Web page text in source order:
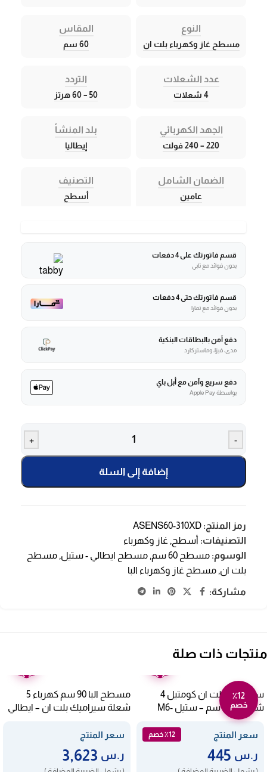
النوع
مسطح غاز وكهرباء بلت ان
المقاس
60 سم
عدد الشعلات
4 شعلات
التردد
50 – 60 هرتز
الجهد الكهربائي
220 – 240 فولت
بلد المنشأ
إيطاليا
الضمان الشامل
عامين
التصنيف
أسطح
قسم فاتورتك على 4 دفعات
بدون فوائد مع تابي
قسم فاتورتك حتى 4 دفعات
بدون فوائد مع تمارا
دفع آمن بالبطاقات البنكية
مدى، فيزا، وماستركارد
دفع سريع وآمن مع أبل باي
بواسطة Apple Pay
-
+
إضافة إلى السلة
رمز المنتج: ASENS60-310XD
التصنيفات: أسطح , غاز وكهرباء
الوسوم: مسطح 60 سم , مسطح ايطالي - ستيل, مسطح
بلت ان, مسطح غاز وكهرباء البا
مشاركة:
منتجات ذات صلة
٪12
خصم
سطح غاز بلت ان كومتيل 4
شعلات 60 سم – ستيل M6-
40BF/H
سعر المنتج
٪12 خصم
ر.س
مسطح البا 90 سم كهرباء 5
شعلة سيراميك بلت ان – ايطالي
سعر المنتج
ر.س